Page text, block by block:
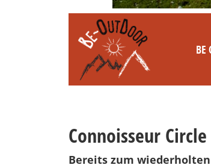
BE
Connoisseur
Bereits zum